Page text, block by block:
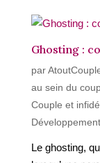
Ghosting :
par
au sein du
Couple et
Le ghosting,